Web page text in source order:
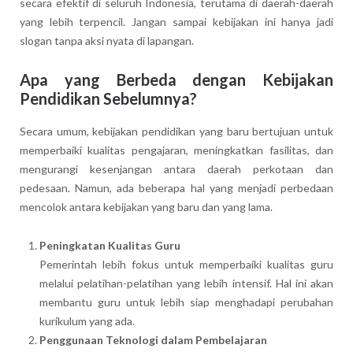
yang lebih terpencil. Jangan sampai kebijakan ini hanya jadi
slogan tanpa aksi nyata di lapangan.
Apa yang Berbeda dengan Kebijakan
Pendidikan Sebelumnya?
Secara umum, kebijakan pendidikan yang baru bertujuan untuk
memperbaiki kualitas pengajaran, meningkatkan fasilitas, dan
mengurangi kesenjangan antara daerah perkotaan dan
pedesaan. Namun, ada beberapa hal yang menjadi perbedaan
mencolok antara kebijakan yang baru dan yang lama.
Peningkatan Kualitas Guru
Pemerintah lebih fokus untuk memperbaiki kualitas guru
melalui pelatihan-pelatihan yang lebih intensif. Hal ini akan
membantu guru untuk lebih siap menghadapi perubahan
kurikulum yang ada.
Penggunaan Teknologi dalam Pembelajaran